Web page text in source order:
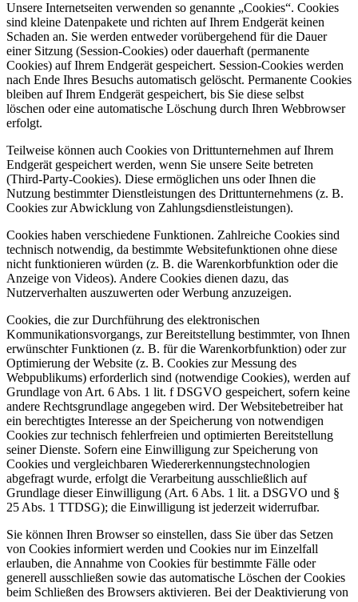
Unsere Internetseiten verwenden so genannte „Cookies“. Cookies
sind kleine Datenpakete und richten auf Ihrem Endgerät keinen
Schaden an. Sie werden entweder vorübergehend für die Dauer
einer Sitzung (Session-Cookies) oder dauerhaft (permanente
Cookies) auf Ihrem Endgerät gespeichert. Session-Cookies werden
nach Ende Ihres Besuchs automatisch gelöscht. Permanente Cookies
bleiben auf Ihrem Endgerät gespeichert, bis Sie diese selbst
löschen oder eine automatische Löschung durch Ihren Webbrowser
erfolgt.
Teilweise können auch Cookies von Drittunternehmen auf Ihrem
Endgerät gespeichert werden, wenn Sie unsere Seite betreten
(Third-Party-Cookies). Diese ermöglichen uns oder Ihnen die
Nutzung bestimmter Dienstleistungen des Drittunternehmens (z. B.
Cookies zur Abwicklung von Zahlungsdienstleistungen).
Cookies haben verschiedene Funktionen. Zahlreiche Cookies sind
technisch notwendig, da bestimmte Websitefunktionen ohne diese
nicht funktionieren würden (z. B. die Warenkorbfunktion oder die
Anzeige von Videos). Andere Cookies dienen dazu, das
Nutzerverhalten auszuwerten oder Werbung anzuzeigen.
Cookies, die zur Durchführung des elektronischen
Kommunikationsvorgangs, zur Bereitstellung bestimmter, von Ihnen
erwünschter Funktionen (z. B. für die Warenkorbfunktion) oder zur
Optimierung der Website (z. B. Cookies zur Messung des
Webpublikums) erforderlich sind (notwendige Cookies), werden auf
Grundlage von Art. 6 Abs. 1 lit. f DSGVO gespeichert, sofern keine
andere Rechtsgrundlage angegeben wird. Der Websitebetreiber hat
ein berechtigtes Interesse an der Speicherung von notwendigen
Cookies zur technisch fehlerfreien und optimierten Bereitstellung
seiner Dienste. Sofern eine Einwilligung zur Speicherung von
Cookies und vergleichbaren Wiedererkennungstechnologien
abgefragt wurde, erfolgt die Verarbeitung ausschließlich auf
Grundlage dieser Einwilligung (Art. 6 Abs. 1 lit. a DSGVO und §
25 Abs. 1 TTDSG); die Einwilligung ist jederzeit widerrufbar.
Sie können Ihren Browser so einstellen, dass Sie über das Setzen
von Cookies informiert werden und Cookies nur im Einzelfall
erlauben, die Annahme von Cookies für bestimmte Fälle oder
generell ausschließen sowie das automatische Löschen der Cookies
beim Schließen des Browsers aktivieren. Bei der Deaktivierung von